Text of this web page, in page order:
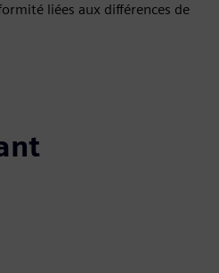
liées aux différences de